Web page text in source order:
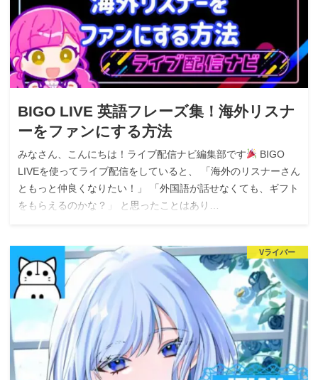
BIGO LIVE 英語フレーズ集！海外リスナ
ーをファンにする方法
みなさん、こんにちは！ライブ配信ナビ編集部です
BIGO
LIVEを使ってライブ配信をしていると、 「海外のリスナーさん
ともっと仲良くなりたい！」 「外国語が話せなくても、ギフト
をもらえるのかな？」 と思ったことはあり…
Vライバー